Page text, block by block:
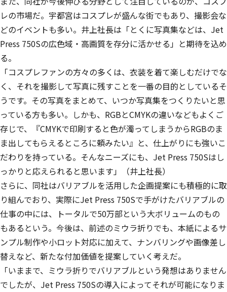
レの市場だ。宇都宮はコスプレが盛んな街でもあり、撮影会な
どのイベントも多い。井上社長は「とくに写真集などは、Jet
Press 750Sの広色域・高画質を存分に活かせる」と期待を込め
る。
「コスプレファンの方々の多くは、衣装を着て楽しむだけでな
く、それを撮影して写真に残すことを一番の目的としているそ
うです。その写真をまとめて、いつか写真集をつくりたいと思
っている方も多い。しかも、RGBとCMYKの違いなどもよくご
存じで、『CMYKで印刷すると色が濁ってしまうからRGBのま
ま出してもらえるところに頼みたい』と、仕上がりにも強いこ
だわりを持っている。そんなニーズにも、Jet Press 750Sはし
っかりと応えられる と思います」（井上社長）
さらに、同社はバリアブルを活用した企画提案にも積極的に取
り組んでおり、実際にJet Press 750Sで手がけたバリアブルの
仕事の中には、トータルで50万部という大ボリュームのもの
もあるという。今後は、前述のミウラ折りでも、本紙によるサ
ンプル制作や小ロット対応に加えて、ナンバリングや画像差し
替えなど、新たな付加価値を提案していく考えだ。
「いままで、ミウラ折りでバリアブルという発想はありません
でしたが、Jet Press 750Sの導入によってそれが可能になりま